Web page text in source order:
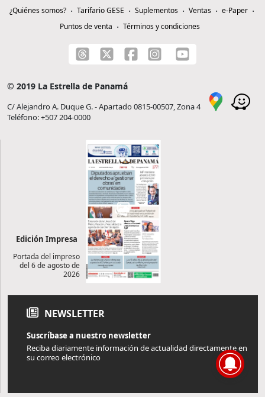
¿Quiénes somos? Tarifario GESE Suplementos Ventas
e-Paper
Puntos de venta
Términos y condiciones
© 2019 La Estrella de Panamá
C/ Alejandro A. Duque G. - Apartado 0815-00507, Zona 4
Teléfono: +507 204-0000
Edición Impresa
Portada del impreso
del 6 de agosto de
2026
NEWSLETTER
Suscríbase a nuestro newsletter
Reciba diariamente información de actualidad directamente en
su correo electrónico